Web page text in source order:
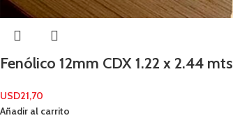
Fenólico 12mm CDX 1.22 x 2.44 mts
USD21,70
Añadir al carrito